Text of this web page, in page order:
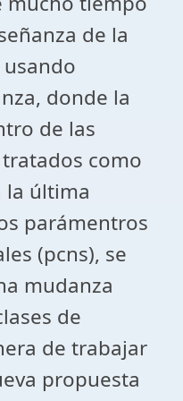
de la
donde la
de las
como
la última
parámentros
(pcns), se
mudanza
de
de trabajar
propuesta